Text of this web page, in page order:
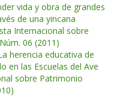
vida y obra de grandes
de una yincana
Internacional sobre
06 (2011)
herencia educativa de
en las Escuelas del Ave
sobre Patrimonio